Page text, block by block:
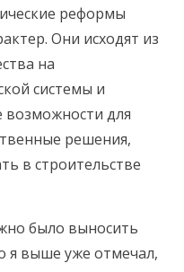
реформы
Они исходят из
на
системы и
возможности для
решения,
в строительстве
было выносить
я выше уже отмечал,